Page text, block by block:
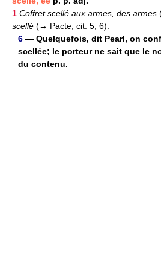
1 Coffret scellé aux armes, des armes
scellé (→ Pacte, cit. 5, 6).
6 — Quelquefois, dit Pearl, on
scellée; le porteur ne sait que le
du contenu.